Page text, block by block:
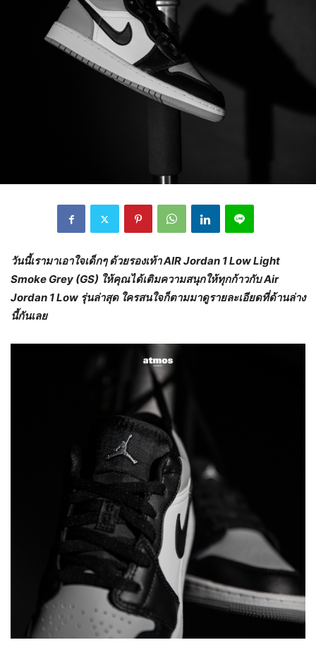
วันนี้เรามาเอาใจเด็กๆ ด้วยรองเท้าAIR Jordan 1 Low Light
Smoke Grey (GS) ให้คุณได้เติมความสนุกให้ทุกก้าวกับAir
Jordan 1 Low รุ่นล่าสุด ใครสนใจก็ตามมาดูรายละเอียดที่ด้านล่าง
นี้กันเลย